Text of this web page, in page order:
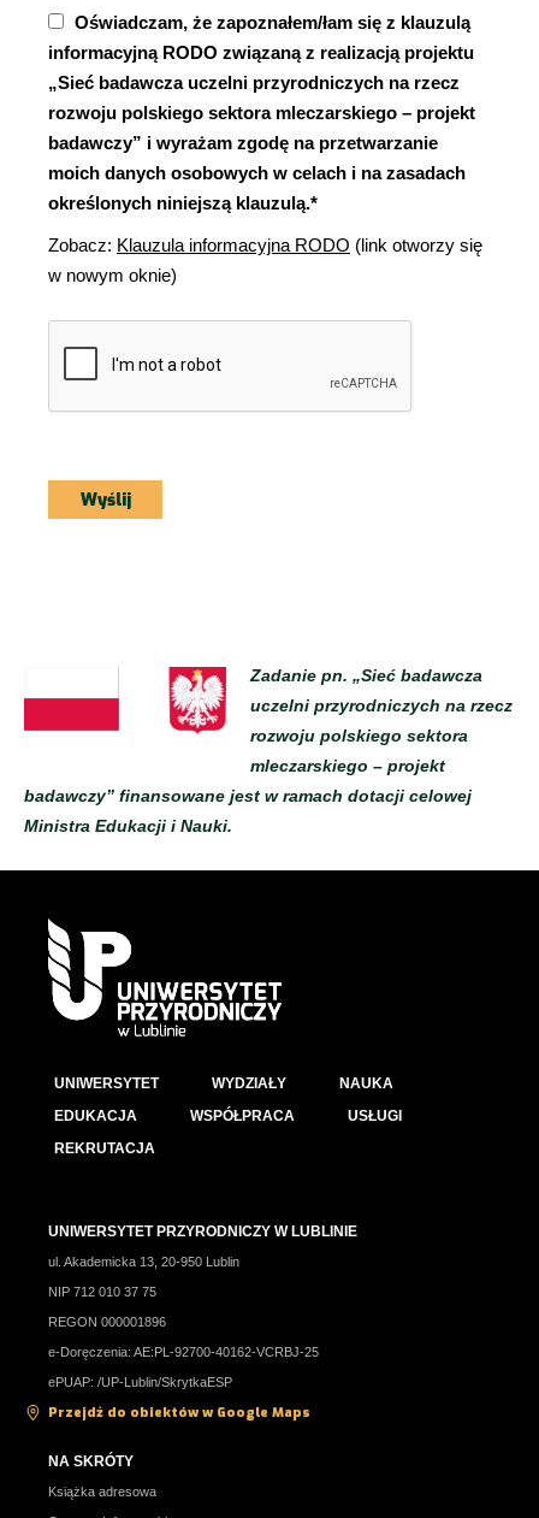
Oświadczam, że zapoznałem/łam się z klauzulą
informacyjną RODO związaną z realizacją projektu
„Sieć badawcza uczelni przyrodniczych na rzecz
rozwoju polskiego sektora mleczarskiego – projekt
badawczy” i wyrażam zgodę na przetwarzanie
moich danych osobowych w celach i na zasadach
określonych niniejszą klauzulą.*
Zobacz: Klauzula informacyjna RODO (link otworzy się
w nowym oknie)
Zadanie pn. „Sieć badawcza
uczelni przyrodniczych na rzecz
rozwoju polskiego sektora
mleczarskiego – projekt
badawczy” finansowane jest w ramach dotacji celowej
Ministra Edukacji i Nauki.
UNIWERSYTET WYDZIAŁY
NAUKA
EDUKACJA
WSPÓŁPRACA
USŁUGI
REKRUTACJA
UNIWERSYTET PRZYRODNICZY W LUBLINIE
ul. Akademicka 13, 20-950 Lublin
NIP 712 010 37 75
REGON 000001896
e-Doręczenia: AE:PL-92700-40162-VCRBJ-25
ePUAP: /UP-Lublin/SkrytkaESP
Przejdź do obiektów w Google Maps
NA SKRÓTY
Książka adresowa